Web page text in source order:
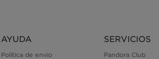
AYUDA
Política de envío
SERVICIOS
Pandora Club